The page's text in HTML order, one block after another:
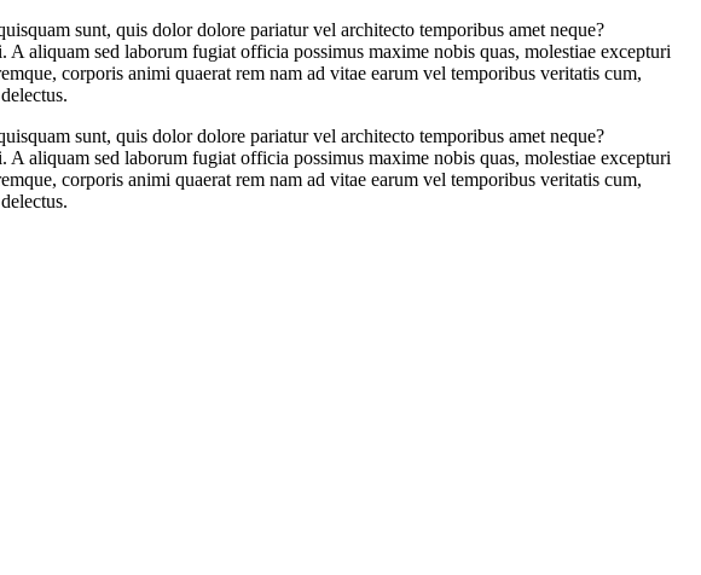
sunt, quis dolor dolore pariatur vel architecto temporibus amet neque?
aliquam sed laborum fugiat officia possimus maxime nobis quas, molestiae excepturi
corporis animi quaerat rem nam ad vitae earum vel temporibus veritatis cum,
sunt, quis dolor dolore pariatur vel architecto temporibus amet neque?
aliquam sed laborum fugiat officia possimus maxime nobis quas, molestiae excepturi
corporis animi quaerat rem nam ad vitae earum vel temporibus veritatis cum,